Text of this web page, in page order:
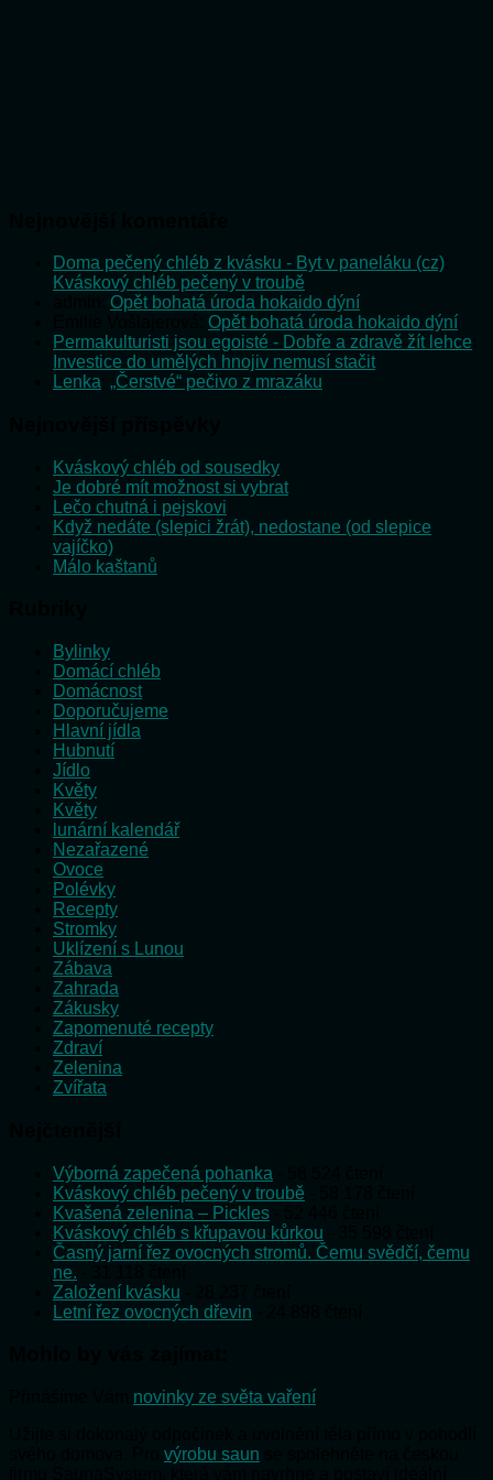
Doma pečený chléb z kvásku - Byt v paneláku (cz)
Kváskový chléb pečený v troubě
Opět bohatá úroda hokaido dýní
Opět bohatá úroda hokaido dýní
Permakulturisti jsou egoisté - Dobře a zdravě žít lehce
Investice do umělých hnojiv nemusí stačit
Lenka „Čerstvé“ pečivo z mrazáku
Kváskový chléb od sousedky
Je dobré mít možnost si vybrat
Lečo chutná i pejskovi
Když nedáte (slepici žrát), nedostane (od slepice
vajíčko)
Málo kaštanů
Bylinky
Domácí chléb
Domácnost
Doporučujeme
Hlavní jídla
Hubnutí
Jídlo
Květy
Květy
lunární kalendář
Nezařazené
Ovoce
Polévky
Recepty
Stromky
Uklízení s Lunou
Zábava
Zahrada
Zákusky
Zapomenuté recepty
Zdraví
Zelenina
Zvířata
Výborná zapečená pohanka
Kváskový chléb pečený v troubě
Kvašená zelenina – Pickles
Kváskový chléb s křupavou kůrkou
Časný jarní řez ovocných stromů. Čemu svědčí, čemu
ne.
Založení kvásku
Letní řez ovocných dřevin
novinky ze světa vaření
výrobu saun